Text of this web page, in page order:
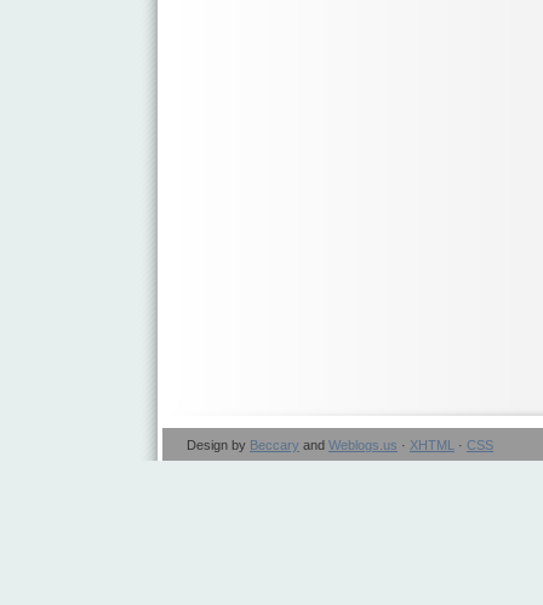
Design by Beccary and Weblogs.us · XHTML · CSS